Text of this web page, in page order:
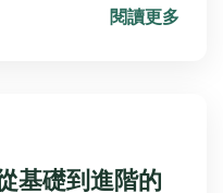
閱讀更多
基礎到進階的